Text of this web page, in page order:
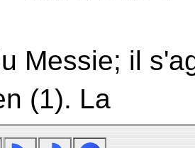
Messie; il
(1). La